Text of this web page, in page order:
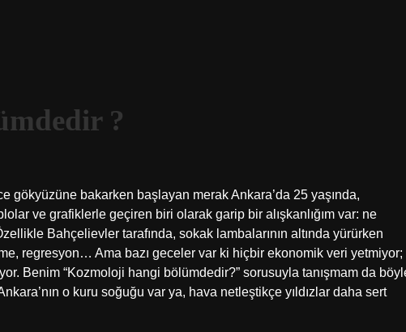
?
gökyüzüne bakarken başlayan merak Ankara’da 25 yaşında,
ve grafiklerle geçiren biri olarak garip bir alışkanlığım var: ne
Bahçelievler tarafında, sokak lambalarının altında yürürken
regresyon… Ama bazı geceler var ki hiçbir ekonomik veri yetmiyor;
Benim “Kozmoloji hangi bölümdedir?” sorusuyla tanışmam da
o kuru soğuğu var ya, hava netleştikçe yıldızlar daha sert